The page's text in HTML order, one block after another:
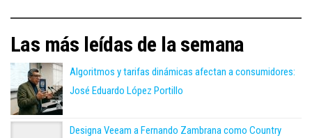
Las más leídas de la semana
Algoritmos y tarifas dinámicas afectan a consumidores:
José Eduardo López Portillo
Designa Veeam a Fernando Zambrana como Country